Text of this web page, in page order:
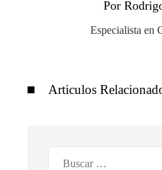
Por
Especialista en
Articulos